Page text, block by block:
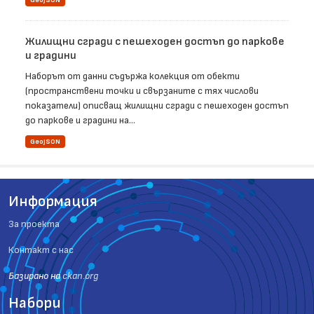
Жилищни сгради с пешеходен достъп до паркове
и градини
Наборът от данни съдържа колекция от обекти
(пространствени точки и свързаните с тях числови
показатели) описващ жилищни сгради с пешеходен достъп
до паркове и градини на...
GeoJSON
Информация
За проекта
Контакт с нас
Базиранo наckan.org
Набори